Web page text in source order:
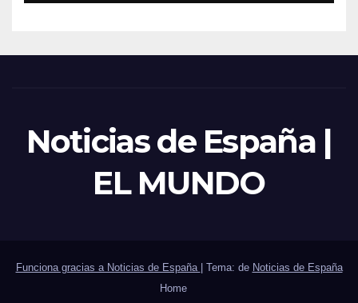
Noticias de España |
EL MUNDO
Funciona gracias a Noticias de España Tema: de Noticias de España
Home